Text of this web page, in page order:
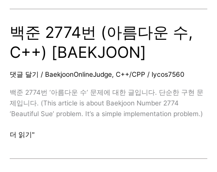
(대
표
값
2,
C++)
[BAEKJOON]
백준 2774번 (아름다운 수,
C++) [BAEKJOON]
댓글 달기 / BaekjoonOnlineJudge, C++/CPP / lycos7560
백준 2774번 ‘아름다운 수’ 문제에 대한 글입니다. 단순한 구현 문
제입니다. (This article is about Baekjoon Number 2774
‘Beautiful Sue’ problem. It’s a simple implementation problem.)
백
더 읽기"